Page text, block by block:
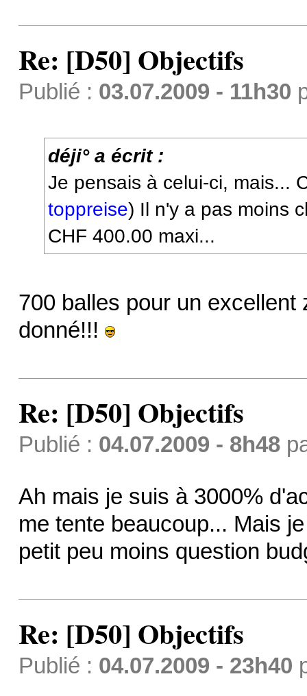
Re: [D50] Objectifs
Publié : 03.07.2009 - 11h30
déji° a écrit :
Je pensais à celui-ci, mais...
toppreise) Il n'y a pas moins
CHF 400.00 maxi...
700 balles pour un
donné!!!
Re: [D50] Objectifs
Publié : 04.07.2009 - 8h48
Ah mais je suis à 3000%
me tente beaucoup... Mais
petit peu moins question
Re: [D50] Objectifs
Publié : 04.07.2009 - 23h40